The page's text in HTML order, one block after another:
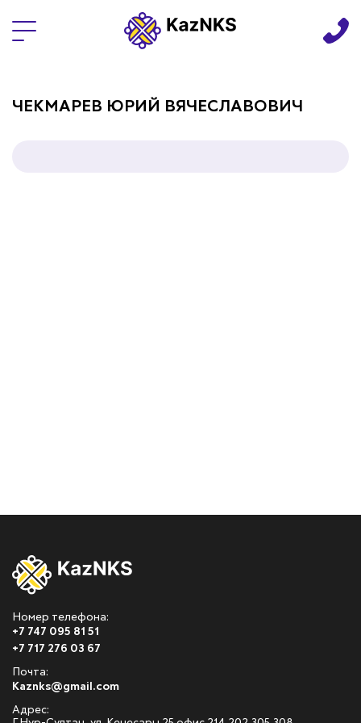
ЧЕКМАРЕВ ЮРИЙ ВЯЧЕСЛАВОВИЧ
Номер телефона:
+7 747 095 81 51
+7 717 276 03 67
Почта:
Kaznks@gmail.com
Адрес: